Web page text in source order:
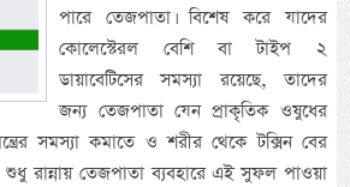
পারে তেজপাতা। বিশেষ করে যাদের
কোলেস্টেরল বেশি বা টাইপ ২
ডায়াবেটিসের সমস্যা রয়েছে, তাদের
জন্য তেজপাতা যেন প্রাকৃতিক ওষুধের
সমস্যা কমাতে ও শরীর থেকে টক্সিন বের
রান্নায় তেজপাতা ব্যবহারে এই সুফল পাওয়া